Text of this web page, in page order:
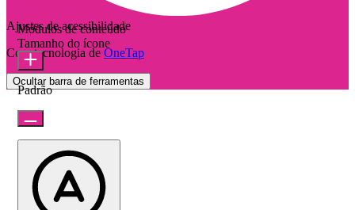
Ajustes de acessibilidade
Com tecnologia de OneTap
Ocultar barra de ferramentas
Módulos de conteúdo
Tamanho do ícone
Padrão